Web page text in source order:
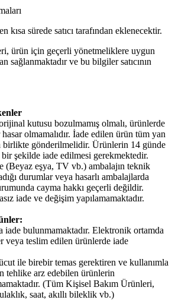
kısa sürede satıcı tarafından eklenecektir.
ürün için geçerli yönetmeliklere uygun
sağlanmaktadır ve bu bilgiler satıcının
kutusu bozulmamış olmalı, ürünlerde
olmamalıdır. İade edilen ürün tüm yan
birlikte gönderilmelidir. Ürünlerin 14 günde
şekilde iade edilmesi gerekmektedir.
(Beyaz eşya, TV vb.) ambalajın teknik
durumlar veya hasarlı ambalajlarda
cayma hakkı geçerli değildir.
iade ve değişim yapılamamaktadır.
iade bulunmamaktadır. Elektronik ortamda
veya teslim edilen ürünlerde iade
ile birebir temas gerektiren ve kullanımla
tehlike arz edebilen ürünlerin
(Tüm Kişisel Bakım Ürünleri,
saat, akıllı bileklik vb.)